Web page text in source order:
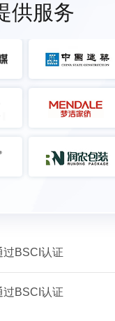
供服务
过BSCI认证
过BSCI认证